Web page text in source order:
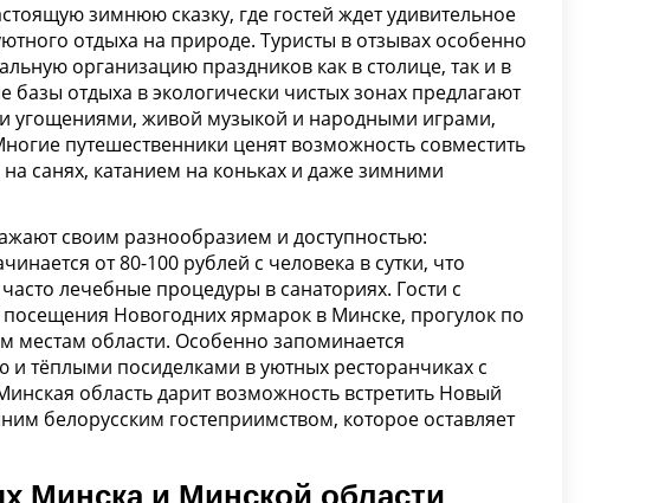
зимнюю сказку, где гостей ждет удивительное
отдыха на природе. Туристы в отзывах особенно
организацию праздников как в столице, так и в
отдыха в экологически чистых зонах предлагают
угощениями, живой музыкой и народными играми,
путешественники ценят возможность совместить
санях, катанием на коньках и даже зимними
своим разнообразием и доступностью:
от 80-100 рублей с человека в сутки, что
лечебные процедуры в санаториях. Гости с
Новогодних ярмарок в Минске, прогулок по
местам области. Особенно запоминается
тёплыми посиделками в уютных ресторанчиках с
область дарит возможность встретить Новый
белорусским гостеприимством, которое оставляет
Минска и Минской области